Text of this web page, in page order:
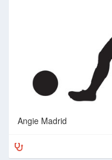
Angie Madrid